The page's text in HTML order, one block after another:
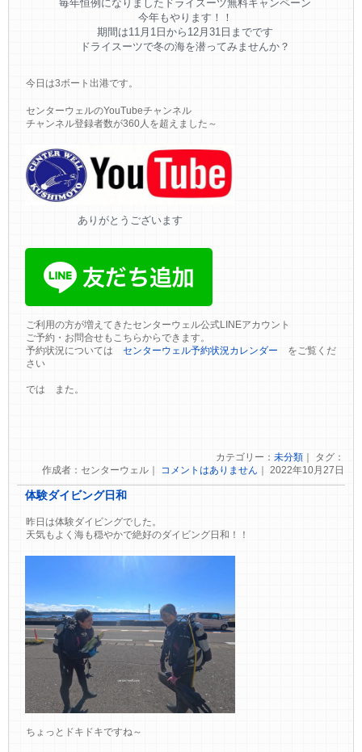
毎年恒例になりましたドライスーツ無料キャンペーン
今年もやります！！
期間は11月1日から12月31日までです
ドライスーツで冬の海を潜ってみませんか？
今日は3ボート出港です。
センターウェルのYouTubeチャンネル
チャンネル登録者数が360人を超えました～
ありがとうございます
ご利用の方が増えてきたセンターウェル公式LINEアカウント
ご予約・お問合せもこちらからできます。
予約状況についてはセンターウェル予約状況カレンダー をご覧くだ
さい
では また。
カテゴリー： 未分類｜ タグ：
作成者：センターウェル｜
コメントはありません ｜ 2022年10月27日
体験ダイビング日和
昨日は体験ダイビングでした。
天気もよく海も穏やかで絶好のダイビング日和！！
ちょっとドキドキですね～